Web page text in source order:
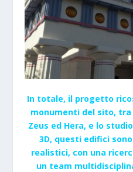
In totale, il progetto
monumenti del sito,
Zeus ed Hera, e lo
3D, questi edifici
realistici, con una
un team